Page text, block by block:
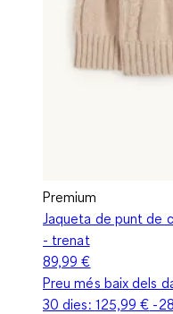
Premium
Jaqueta de punt de
- trenat
89,99 €
Preu més baix dels
30 dies: 125,99 € -